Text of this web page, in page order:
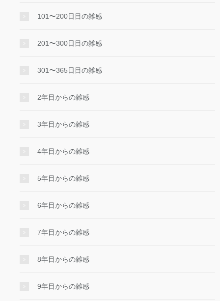
101〜200日目の雑感
201〜300日目の雑感
301〜365日目の雑感
2年目からの雑感
3年目からの雑感
4年目からの雑感
5年目からの雑感
6年目からの雑感
7年目からの雑感
8年目からの雑感
9年目からの雑感